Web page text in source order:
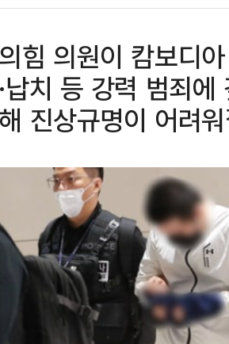
힘 의원이 캄보디
납치 등 강력 범죄
진상규명이 어려